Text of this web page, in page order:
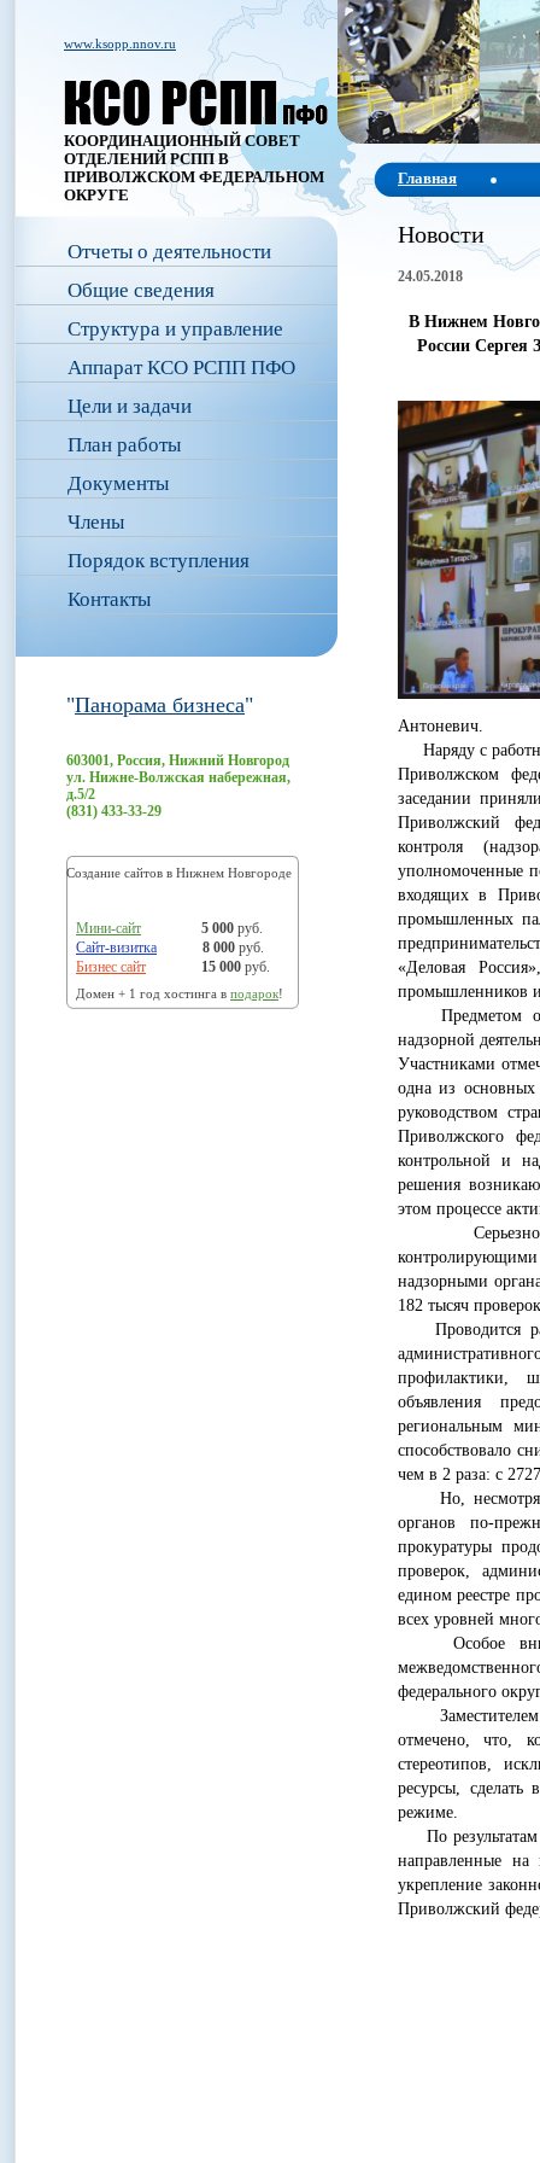
www.ksopp.nnov.ru
КООРДИНАЦИОННЫЙ СОВЕТ
ОТДЕЛЕНИЙ РСПП В
ПРИВОЛЖСКОМ ФЕДЕРАЛЬНОМ
ОКРУГЕ
Отчеты о деятельности
Общие сведения
Структура и управление
Аппарат КСО РСПП ПФО
Цели и задачи
План работы
Документы
Члены
Порядок вступления
Контакты
"Панорама бизнеса"
603001, Россия, Нижний Новгород
ул. Нижне-Волжская набережная,
д.5/2
(831) 433-33-29
Создание сайтов в Нижнем Новгороде
Мини-сайт 5 000 руб.
Сайт-визитка
8 000 руб.
Бизнес сайт
15 000 руб.
Домен + 1 год хостинга в подарок!
Главная
Новости
24.05.2018
В Нижнем
России Сергея
Антоневич.
Наряду с
Приволжском
заседании
Приволжский
контроля
уполномоченные
входящих в
промышленных
«Деловая
промышленников
Предметом
надзорной
Участниками
одна из основных
руководством
Приволжского
контрольной и
решения
этом процессе
Серьезно
надзорными
182 тысяч
Проводится
профилактики,
объявления
региональным
способствовало
чем в 2 раза: с
Но, несмотря
органов по-
прокуратуры
проверок,
едином реестре
всех уровней
Особое
федерального
Заместителем
отмечено, что,
стереотипов,
ресурсы, сделать
режиме.
По результатам
направленные на
укрепление
Приволжский